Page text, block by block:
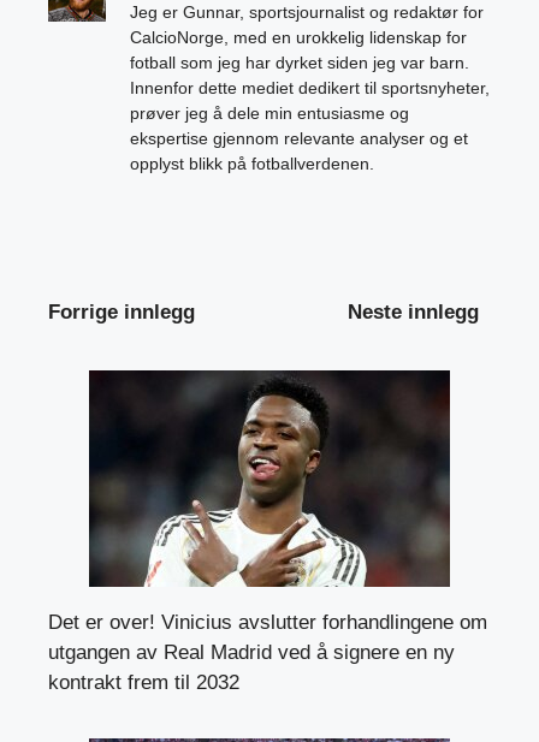
Jeg er Gunnar, sportsjournalist og redaktør for
CalcioNorge, med en urokkelig lidenskap for
fotball som jeg har dyrket siden jeg var barn.
Innenfor dette mediet dedikert til sportsnyheter,
prøver jeg å dele min entusiasme og
ekspertise gjennom relevante analyser og et
opplyst blikk på fotballverdenen.
Forrige innlegg Neste innlegg
Det er over! Vinicius avslutter forhandlingene om
utgangen av Real Madrid ved å signere en ny
kontrakt frem til 2032